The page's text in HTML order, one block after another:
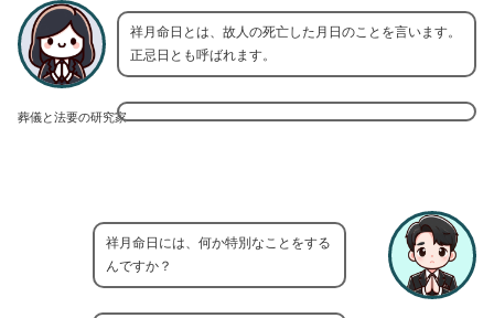
葬儀と法要の研究家
祥月命日とは、故人の死亡した月日のことを言います。
正忌日とも呼ばれます。
祥月命日には、何か特別なことをする
んですか？